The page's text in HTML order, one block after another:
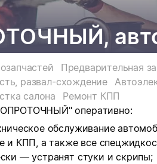
Предварительная
развал-схождение
салона
Ремонт КПП
оперативно:
обслуживание
и КПП, а также все
— устранят стуки и скрипы;